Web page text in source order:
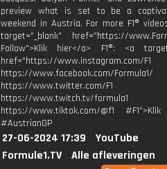
preview what is set to be a
weekend in Austria. For more F1®
target="_blank" href="https://
Follow">Klik hier</a> F1®: <a
href="https://www.instagram.com/F1
https://www.facebook.com/Formula1/
https://www.twitter.com/F1
https://www.twitch.tv/formula1
https://www.tiktok.com/@f1
#AustrianGP
27-06-2024 17:39
YouTube
Formule1.TV
Alle afleveringen